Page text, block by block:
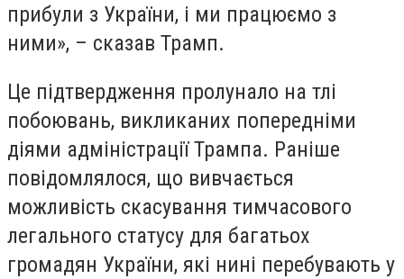
прибули з України, і ми працюємо з
ними», – сказав Трамп.
Це підтвердження пролунало на тлі
побоювань, викликаних попередніми
діями адміністрації Трампа. Раніше
повідомлялося, що вивчається
можливість скасування тимчасового
легального статусу для багатьох
громадян України, які нині перебувають у